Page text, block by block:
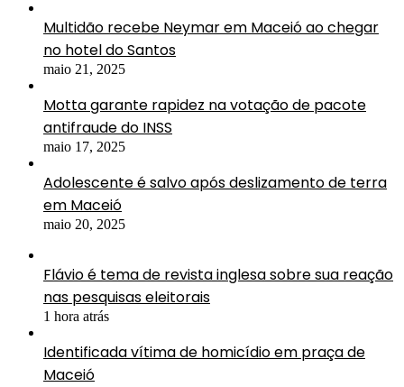
Multidão recebe Neymar em Maceió ao chegar
no hotel do Santos
maio 21, 2025
Motta garante rapidez na votação de pacote
antifraude do INSS
maio 17, 2025
Adolescente é salvo após deslizamento de terra
em Maceió
maio 20, 2025
Flávio é tema de revista inglesa sobre sua reação
nas pesquisas eleitorais
1 hora atrás
Identificada vítima de homicídio em praça de
Maceió